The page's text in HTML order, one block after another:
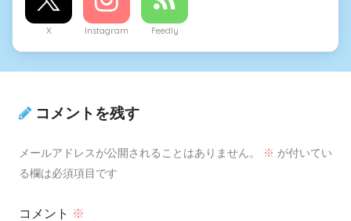
X Instagram Feedly
コメントを残す
メールアドレスが公開されることはありません。 ※ が付いてい
る欄は必須項目です
コメント ※